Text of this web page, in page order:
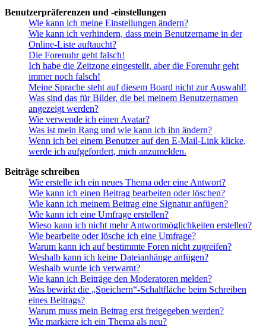
Benutzerpräferenzen und -einstellungen
Wie kann ich meine Einstellungen ändern?
Wie kann ich verhindern, dass mein Benutzername in der
Online-Liste auftaucht?
Die Forenuhr geht falsch!
Ich habe die Zeitzone eingestellt, aber die Forenuhr geht
immer noch falsch!
Meine Sprache steht auf diesem Board nicht zur Auswahl!
Was sind das für Bilder, die bei meinem Benutzernamen
angezeigt werden?
Wie verwende ich einen Avatar?
Was ist mein Rang und wie kann ich ihn ändern?
Wenn ich bei einem Benutzer auf den E-Mail-Link klicke,
werde ich aufgefordert, mich anzumelden.
Beiträge schreiben
Wie erstelle ich ein neues Thema oder eine Antwort?
Wie kann ich einen Beitrag bearbeiten oder löschen?
Wie kann ich meinem Beitrag eine Signatur anfügen?
Wie kann ich eine Umfrage erstellen?
Wieso kann ich nicht mehr Antwortmöglichkeiten erstellen?
Wie bearbeite oder lösche ich eine Umfrage?
Warum kann ich auf bestimmte Foren nicht zugreifen?
Weshalb kann ich keine Dateianhänge anfügen?
Weshalb wurde ich verwarnt?
Wie kann ich Beiträge den Moderatoren melden?
Was bewirkt die „Speichern“-Schaltfläche beim Schreiben
eines Beitrags?
Warum muss mein Beitrag erst freigegeben werden?
Wie markiere ich ein Thema als neu?